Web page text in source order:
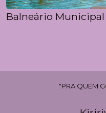
Balneário Municipal
"PRA QUEM